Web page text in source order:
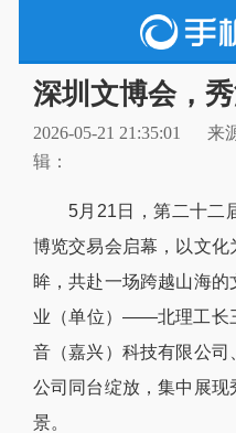
深圳文博会，秀
2026-05-21 21:35:01 来
辑：
5月21日，第二十二
博览交易会启幕，以文
眸，共赴一场跨越山海
业（单位）——北理工长
音（嘉兴）科技有限公
公司同台绽放，集中展现
景。